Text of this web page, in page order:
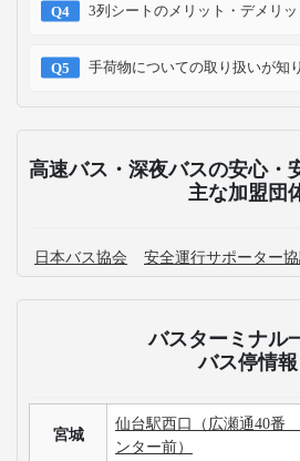
3列シートのメリット・デメリッ
手荷物についての取り扱いが知
高速バス・深夜バスの安心・
主な加盟団
日本バス協会 安全運行サポーター
バスターミナル
バス停情報
宮城
仙台駅西口（広瀬通40番
ンター前）